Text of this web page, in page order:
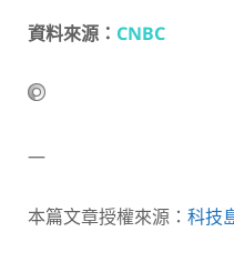
資料來源： CNBC
—
本篇文章授權來源： 科技